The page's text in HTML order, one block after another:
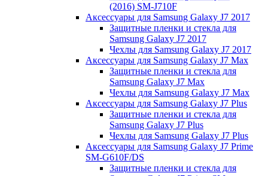
(2016) SM-J710F
Аксессуары для Samsung Galaxy J7 2017
Защитные пленки и стекла для
Samsung Galaxy J7 2017
Чехлы для Samsung Galaxy J7 2017
Аксессуары для Samsung Galaxy J7 Max
Защитные пленки и стекла для
Samsung Galaxy J7 Max
Чехлы для Samsung Galaxy J7 Max
Аксессуары для Samsung Galaxy J7 Plus
Защитные пленки и стекла для
Samsung Galaxy J7 Plus
Чехлы для Samsung Galaxy J7 Plus
Аксессуары для Samsung Galaxy J7 Prime
SM-G610F/DS
Защитные пленки и стекла для